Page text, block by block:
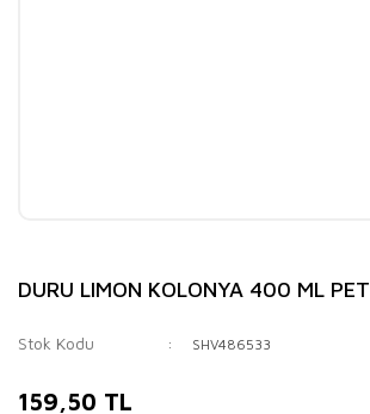
DURU LIMON KOLONYA 400 ML PET
Stok Kodu SHV486533
159,50 TL